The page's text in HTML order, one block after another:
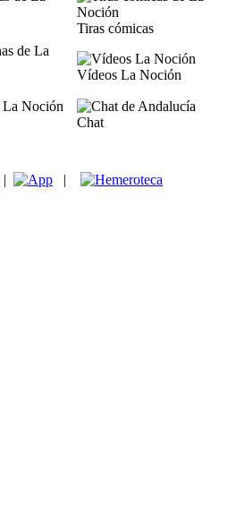
Tiras cómicas
Vídeos La Noción
Chat
| |